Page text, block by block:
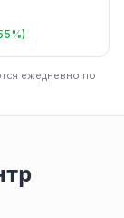
ежедневно по